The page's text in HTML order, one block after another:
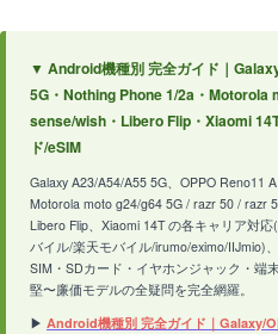
▼ Android機種別 完全ガイド｜
5G・Nothing Phone 1/2a・Motorola
sense/wish・Libero Flip・Xiaomi
ド/eSIM
Galaxy A23/A54/A55 5G、OPPO Reno11
Motorola moto g24/g64 5G / razr 50 / razr
Libero Flip、Xiaomi 14T の各キャリア対
バイル/楽天モバイル/irumo/eximo/IIJmio)
SIM・SDカード・イヤホンジャック・端
堅〜廉価モデルの全疑問を完全網羅。
▶ Android機種別 完全ガイド｜Galaxy/